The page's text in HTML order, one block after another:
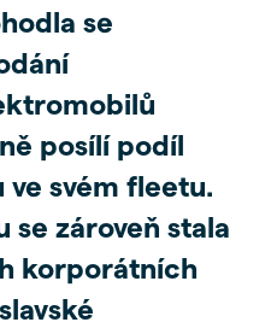
se
posílí podíl
svém fleetu.
se zároveň stala
korporátních